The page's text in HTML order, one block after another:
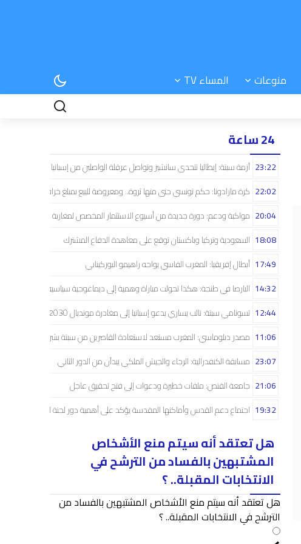
منوعات المساء TV
24 ساعة
أزمة سبتة: إيطاليا تتحدى سانشيز وتواصل عرقلة الواصلين من إسبانيا 23:22
كرة مارادونا: حكم تونسي جنى منها ثروة.. ومعروضة للبيع بمبلغ خرافي 22:02
مواكبة ودعم: دورة جديدة من أسبوع الاستثمار المخصص لمغاربة العالم 20:04
السعودية وتركيا وباكستان توقع على معاهدة الدفاع المشترك 18:08
أبطال إفريقيا: المغرب الفاسي يواجه راهيمو البوركينابي 17:49
البارصا في طنجة: هكذا تحولت مباراة وهمية إلى ديماغوجية سياسية..! 14:32
تسونامي سبتة: نائب يساري يدعو إسبانيا إلى مغادرة مونديال 2030 12:44
مصدر دبلوماسي: المغرب مستعد لاستعادة القاصرين من سبتة بشراكة إسبانية 11:06
مسابقة الكنفدرالية: الرجاء والجيش الملكي يبدآن من الدور الثاني 23:07
جامعة القنص: ملفات خطيرة ودعوات إلى فتح تحقيق عاجل 21:06
اجتماع دعم القدس وأماكنها المقدسة يؤكد على أهمية دور لجنة القدس 19:32
هل تعتقد أنه سيتم منع الأشخاص
المشتبهين بالفساد من الترشح في
الانتخابات المقبلة.. ؟
هل تعتقد أنه سيتم منع الأشخاص المشتبهين بالفساد من
الترشح في الانتخابات المقبلة.. ؟